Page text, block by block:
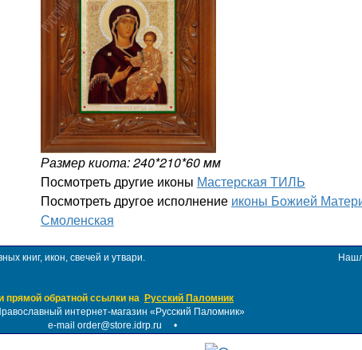
Размер киота: 240*210*60 мм
Посмотреть другие иконы Мастерская ТИЛЬ
Посмотреть другое исполнение иконы Божией
Смоленская
книг, икон, свечей и утвари.
прямой обратной ссылки на Русский Паломник
интернет-магазин «Русский Паломник»
e-mail order@store.idrp.ru •